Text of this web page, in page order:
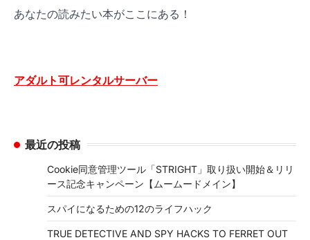
あなたの読みたい本がここにある！
アダルト可レンタルサーバー
最近の投稿
Cookie同意管理ツール「STRIGHT」取り扱い開始＆リリ
ース記念キャンペーン【ムームードメイン】
スパイになるための12のライフハック
TRUE DETECTIVE AND SPY HACKS TO FERRET OUT